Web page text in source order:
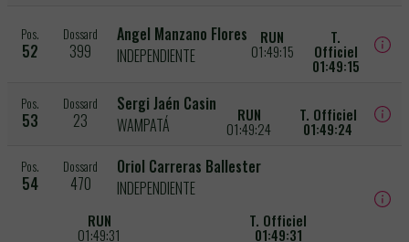
Pos.
52
Dossard
399
Angel Manzano Flores
INDEPENDIENTE
RUN
01:49:15
T.
Officiel
01:49:15
Pos.
53
Dossard
23
Sergi Jaén Casin
WAMPATÁ
RUN
01:49:24
T. Officiel
01:49:24
Pos.
54
Dossard
470
Oriol Carreras Ballester
INDEPENDIENTE
RUN
01:49:31
T. Officiel
01:49:31